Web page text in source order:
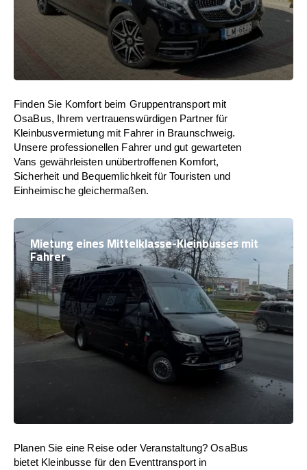
Finden Sie Komfort beim Gruppentransport mit
OsaBus, Ihrem vertrauenswürdigen Partner für
Kleinbusvermietung mit Fahrer in Braunschweig.
Unsere professionellen Fahrer und gut gewarteten
Vans gewährleisten unübertroffenen Komfort,
Sicherheit und Bequemlichkeit für Touristen und
Einheimische gleichermaßen.
Mietung eines Mittelklasse-Kleinbusses mit
Fahrer
Planen Sie eine Reise oder Veranstaltung? OsaBus
bietet Kleinbusse für den Eventtransport in